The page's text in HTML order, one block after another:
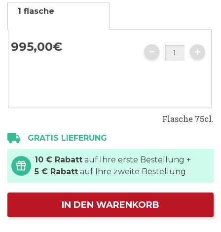
der
springen
1 flasche
995,00€
Flasche 75cl.
GRATIS LIEFERUNG
10 € Rabatt auf Ihre erste Bestellung +
5 € Rabatt auf Ihre zweite Bestellung
IN DEN WARENKORB